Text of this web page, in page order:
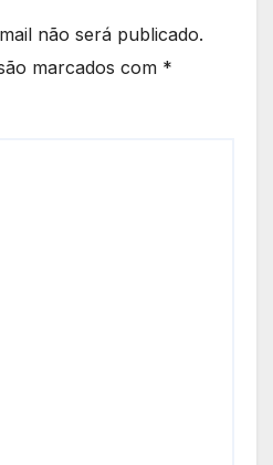
não será publicado.
marcados com *